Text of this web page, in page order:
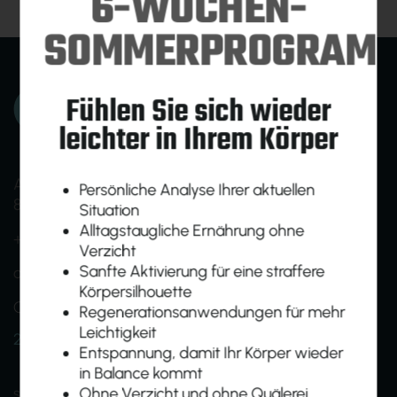
Am Ökopark 19
8230 Hartberg
+43 (0)664 1638005
office@homebasefit.at
Onboarding- und Infotermine nach Vereinbarung
24h Zutritt für Mitglieder
shapeBASE groupBASE
egymBASE
Fühlen Sie sich wieder
leichter in Ihrem Körper
Persönliche Analyse Ihrer aktuellen
Situation
Alltagstaugliche Ernährung ohne
Verzicht
Sanfte Aktivierung für eine straffere
Körpersilhouette
Regenerationsanwendungen für mehr
Leichtigkeit
Entspannung, damit Ihr Körper wieder
in Balance kommt